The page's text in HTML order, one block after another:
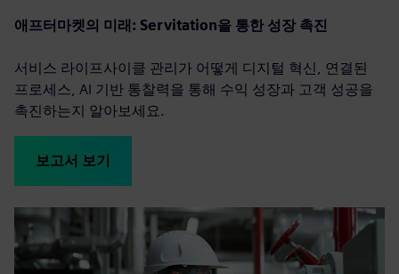
애프터마켓의 미래: Servitation을 통한 성장 촉진
서비스 라이프사이클 관리가 어떻게 디지털 혁신, 연결된
프로세스, AI 기반 통찰력을 통해 수익 성장과 고객 성공을
촉진하는지 알아보세요.
보고서 보기